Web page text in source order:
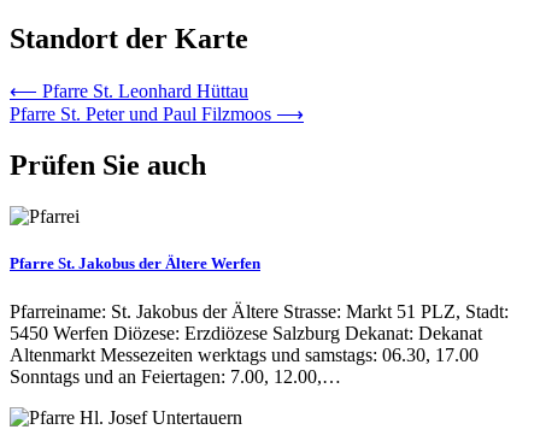
Standort der Karte
Beitrags-
Navigation
⟵ Pfarre St. Leonhard Hüttau
Pfarre St. Peter und Paul Filzmoos ⟶
Prüfen Sie auch
Pfarre St. Jakobus der Ältere Werfen
Pfarreiname: St. Jakobus der Ältere Strasse: Markt 51 PLZ, Stadt:
5450 Werfen Diözese: Erzdiözese Salzburg Dekanat: Dekanat
Altenmarkt Messezeiten werktags und samstags: 06.30, 17.00
Sonntags und an Feiertagen: 7.00, 12.00,…